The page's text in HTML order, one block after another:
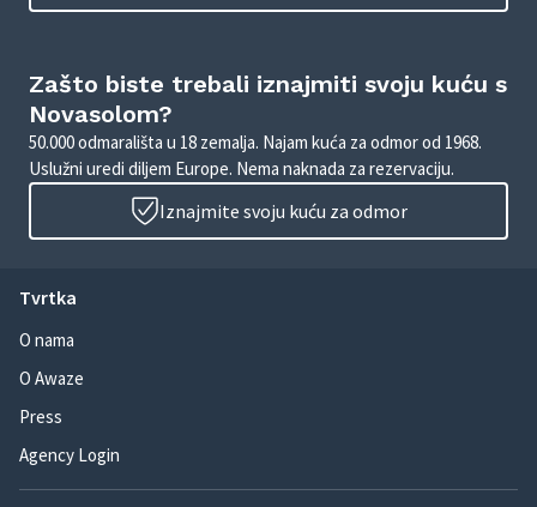
Zašto biste trebali iznajmiti svoju kuću s
Novasolom?
50.000 odmarališta u 18 zemalja. Najam kuća za odmor od 1968.
Uslužni uredi diljem Europe. Nema naknada za rezervaciju.
Iznajmite svoju kuću za odmor
Tvrtka
O nama
O Awaze
Press
Agency Login